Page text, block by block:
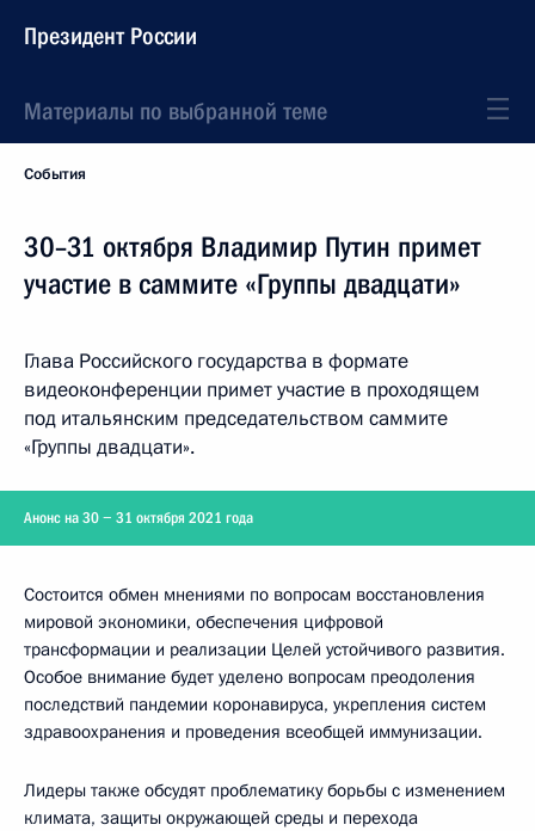
Президент России
Материалы по выбранной теме
События
30–31 октября Владимир Путин примет
участие в саммите «Группы двадцати»
Глава Российского государства в формате
видеоконференции примет участие в проходящем
под итальянским председательством саммите
«Группы двадцати».
Анонс на 30 − 31 октября 2021 года
Состоится обмен мнениями по вопросам восстановления
мировой экономики, обеспечения цифровой
трансформации и реализации Целей устойчивого развития.
Особое внимание будет уделено вопросам преодоления
последствий пандемии коронавируса, укрепления систем
здравоохранения и проведения всеобщей иммунизации.
Лидеры также обсудят проблематику борьбы с изменением
климата, защиты окружающей среды и перехода